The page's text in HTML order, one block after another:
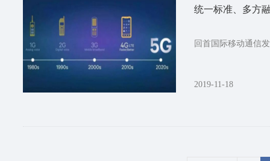
统一标准、多方
回首国际移动通信
2019-11-18